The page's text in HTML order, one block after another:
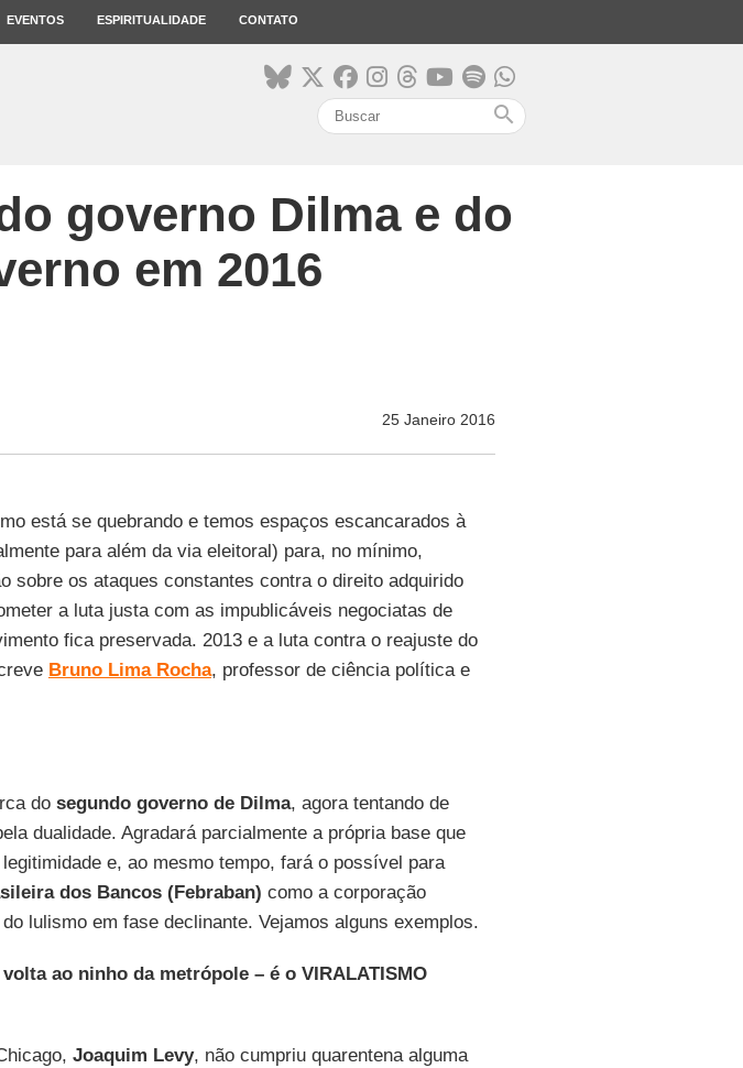
EVENTOS ESPIRITUALIDADE CONTATO
search
governo Dilma e do
em 2016
25 Janeiro 2016
está se quebrando e temos espaços escancarados à
para além da via eleitoral) para, no mínimo,
sobre os ataques constantes contra o direito adquirido
a luta justa com as impublicáveis negociatas de
fica preservada. 2013 e a luta contra o reajuste do
Bruno Lima Rocha, professor de ciência política e
do segundo governo de Dilma, agora tentando de
dualidade. Agradará parcialmente a própria base que
e, ao mesmo tempo, fará o possível para
dos Bancos (Febraban) como a corporação
lulismo em fase declinante. Vejamos alguns exemplos.
ao ninho da metrópole – é o VIRALATISMO
Joaquim Levy, não cumpriu quarentena alguma